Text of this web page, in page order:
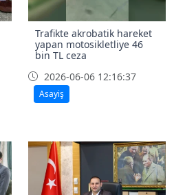
Trafikte akrobatik hareket
yapan motosikletliye 46
bin TL ceza
2026-06-06 12:16:37
Asayiş